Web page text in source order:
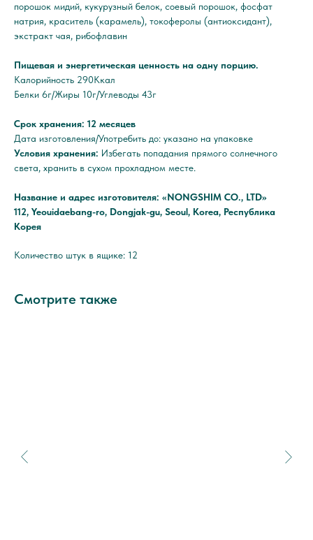
порошок мидий, кукурузный белок, соевый порошок, фосфат
натрия, краситель (карамель), токоферолы (антиоксидант),
экстракт чая, рибофлавин
Пищевая и энергетическая ценность на одну порцию.
Калорийность 290Ккал
Белки 6г/Жиры 10г/Углеводы 43г
Срок хранения: 12 месяцев
Дата изготовления/Употребить до: указано на упаковке
Условия хранения: Избегать попадания прямого солнечного
света, хранить в сухом прохладном месте.
Название и адрес изготовителя: «NONGSHIM CO., LTD»
112, Yeouidaebang-ro, Dongjak-gu, Seoul, Korea, Республика
Корея
Количество штук в ящике: 12
Смотрите также